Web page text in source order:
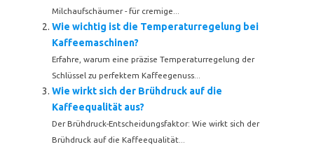
Milchaufschäumer - für cremige...
Wie wichtig ist die Temperaturregelung bei
Kaffeemaschinen?
Erfahre, warum eine präzise Temperaturregelung der
Schlüssel zu perfektem Kaffeegenuss...
Wie wirkt sich der Brühdruck auf die
Kaffeequalität aus?
Der Brühdruck-Entscheidungsfaktor: Wie wirkt sich der
Brühdruck auf die Kaffeequalität...